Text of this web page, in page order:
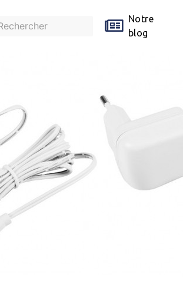
Notre
blog